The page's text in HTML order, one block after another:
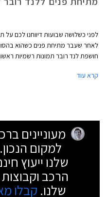
לפני כשלושה שבועות דיווחנו לכם על
לאחר שעבר מתיחת פנים כשהוא
חושפת לנד רובר תמונות רשמיות
שהתרגלנו לראות בדגמים הקודמים של
קרא עוד
מעוניינים
למקום
שלנו ייעוץ
הרכב
שלנו. קבלו